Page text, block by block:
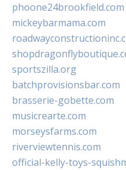
phoone24brookfield.com
mickeybarmama.com
sportszilla.org
batchprovisionsbar.com
brasserie-gobette.com
musicrearte.com
morseysfarms.com
riverviewtennis.com
official-kelly-toys-